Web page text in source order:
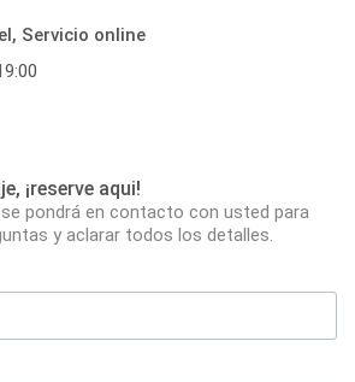
Servicio online
¡reserve aqui!
pondrá en contacto con usted para
y aclarar todos los detalles.